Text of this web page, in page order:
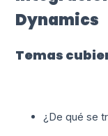
Dynamics
Temas
¿De qué se